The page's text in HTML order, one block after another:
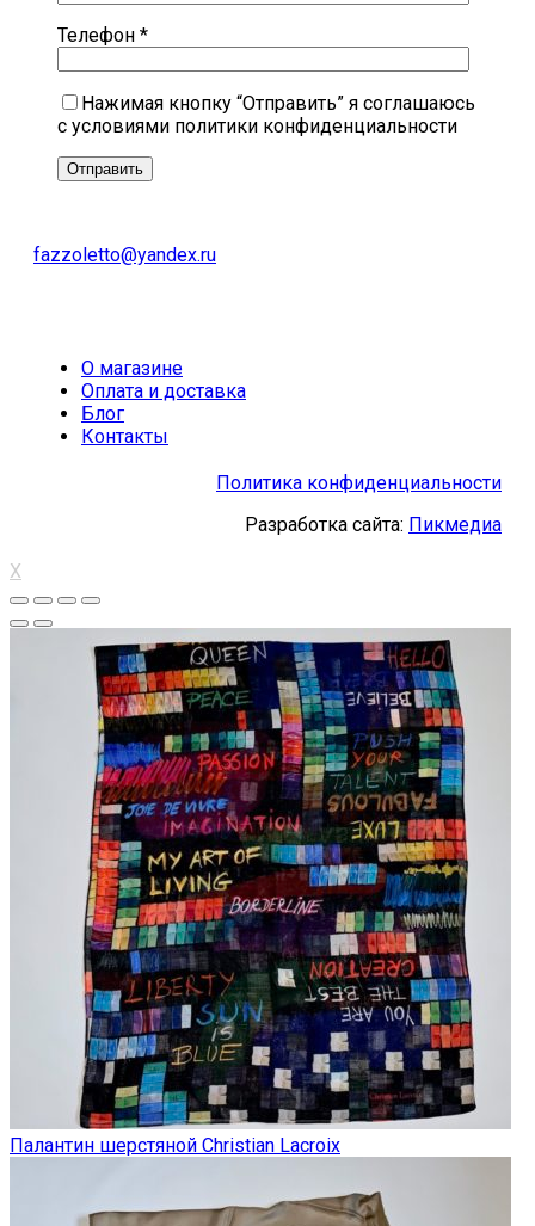
Телефон *
Нажимая кнопку “Отправить” я соглашаюсь
с условиями политики конфиденциальности
fazzoletto@yandex.ru
О магазине
Оплата и доставка
Блог
Контакты
Политика конфиденциальности
Разработка сайта: Пикмедиа
X
Палантин шерстяной Christian Lacroix